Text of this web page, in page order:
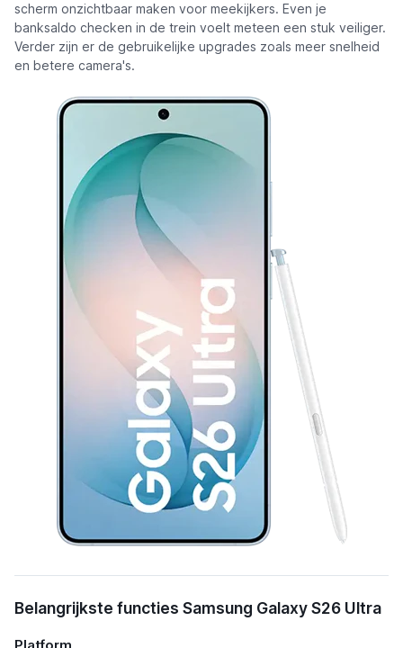
scherm onzichtbaar maken voor meekijkers. Even je
banksaldo checken in de trein voelt meteen een stuk veiliger.
Verder zijn er de gebruikelijke upgrades zoals meer snelheid
en betere camera's.
Belangrijkste functies Samsung Galaxy S26 Ultra